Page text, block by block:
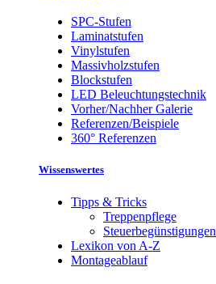
SPC-Stufen
Laminatstufen
Vinylstufen
Massivholzstufen
Blockstufen
LED Beleuchtungstechnik
Vorher/Nachher Galerie
Referenzen/Beispiele
360° Referenzen
Wissenswertes
Tipps & Tricks
Treppenpflege
Steuerbegünstigungen
Lexikon von A-Z
Montageablauf